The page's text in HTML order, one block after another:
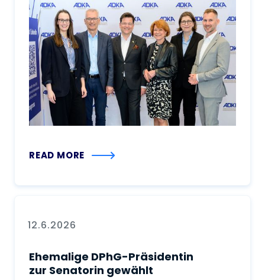
READ MORE
12.6.2026
Ehemalige DPhG-Präsidentin
zur Senatorin gewählt